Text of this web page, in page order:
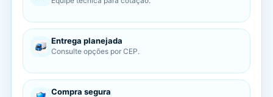
Entrega planejada
Consulte opções por CEP.
Compra segura